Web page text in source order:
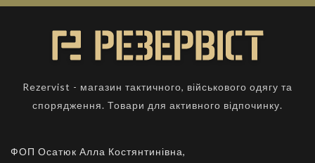
Rezervist - магазин тактичного, військового одягу та
спорядження. Товари для активного відпочинку.
ФОП Осатюк Алла Костянтинівна,